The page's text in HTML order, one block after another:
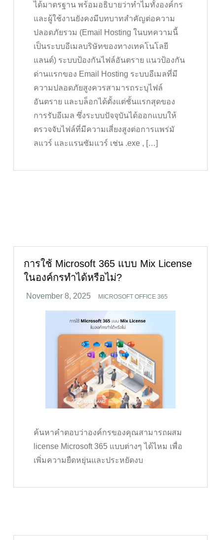
ได้มาตรฐาน พร้อมอธิบายว่าทำไมทั้งองค์กร
และผู้ใช้งานยังคงมีบทบาทสำคัญต่อความ
ปลอดภัยรวม (Email Hosting ในบทความนี้
เป็นระบบอีเมลบริษัทของทางเทคโนโลยี
แลนด์) ระบบป้องกันไฟล์อันตราย แนวป้องกัน
ด่านแรกของ Email Hosting ระบบอีเมลที่มี
ความปลอดภัยสูงควรสามารถระบุไฟล์
อันตราย และบล็อกได้ตั้งแต่ชั้นแรกสุดของ
การรับอีเมล ซึ่งระบบปัจจุบันได้ออกแบบให้
ตรวจจับไฟล์ที่มีความเสี่ยงสูงต่อการแพร่มั
ลแวร์ และแรนซัมแวร์ เช่น .exe , […]
การใช้ Microsoft 365 แบบ Mix License
ในองค์กรทำได้หรือไม่?
MICROSOFT OFFICE 365
ค้นหาคำตอบว่าองค์กรของคุณสามารถผสม
license Microsoft 365 แบบต่างๆ ได้ไหม เพื่อ
เพิ่มความยืดหยุ่นและประหยัดงบ